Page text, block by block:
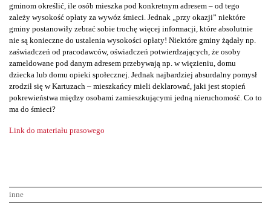
gminom określić, ile osób mieszka pod konkretnym adresem – od tego
zależy wysokość opłaty za wywóz śmieci. Jednak „przy okazji” niektóre
gminy postanowiły zebrać sobie trochę więcej informacji, które absolutnie
nie są konieczne do ustalenia wysokości opłaty! Niektóre gminy żądały np.
zaświadczeń od pracodawców, oświadczeń potwierdzających, że osoby
zameldowane pod danym adresem przebywają np. w więzieniu, domu
dziecka lub domu opieki społecznej. Jednak najbardziej absurdalny pomysł
zrodził się w Kartuzach – mieszkańcy mieli deklarować, jaki jest stopień
pokrewieństwa między osobami zamieszkującymi jedną nieruchomość. Co to
ma do śmieci?
Link do materiału prasowego
inne